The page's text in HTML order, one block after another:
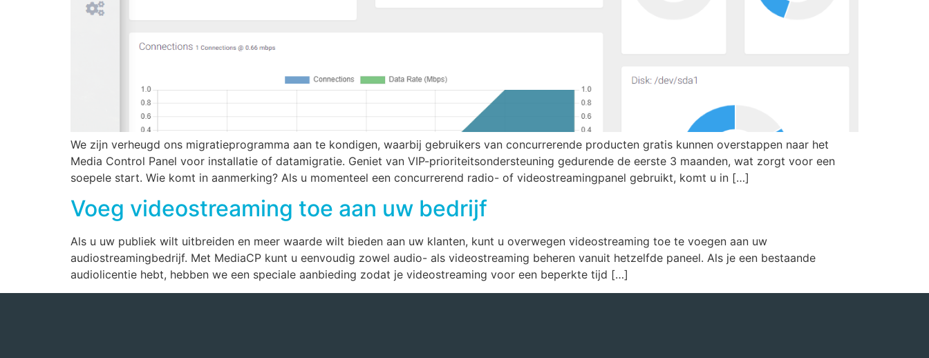
We zijn verheugd ons migratieprogramma aan te kondigen, waarbij gebruikers van concurrerende producten gratis kunnen overstappen naar het
Media Control Panel voor installatie of datamigratie. Geniet van VIP-prioriteitsondersteuning gedurende de eerste 3 maanden, wat zorgt voor een
soepele start. Wie komt in aanmerking? Als u momenteel een concurrerend radio- of videostreamingpanel gebruikt, komt u in […]
Voeg videostreaming toe aan uw bedrijf
Als u uw publiek wilt uitbreiden en meer waarde wilt bieden aan uw klanten, kunt u overwegen videostreaming toe te voegen aan uw
audiostreamingbedrijf. Met MediaCP kunt u eenvoudig zowel audio- als videostreaming beheren vanuit hetzelfde paneel. Als je een bestaande
audiolicentie hebt, hebben we een speciale aanbieding zodat je videostreaming voor een beperkte tijd […]